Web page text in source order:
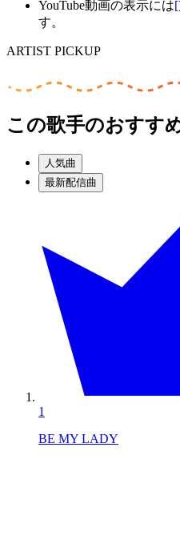
YouTube動画の表示には
す。
ARTIST PICKUP
この歌手のおすす
人気曲
最新配信曲
1
BE MY LADY